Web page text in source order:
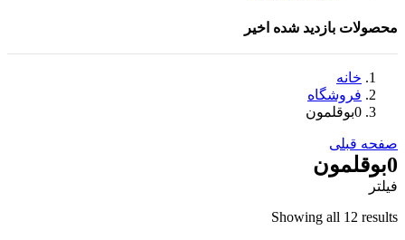
محصولات بازدید شده اخیر
خانه
فروشگاه
0بوقلمون
صفحه قبلی
0بوقلمون
فیلتر
Showing all 12 results